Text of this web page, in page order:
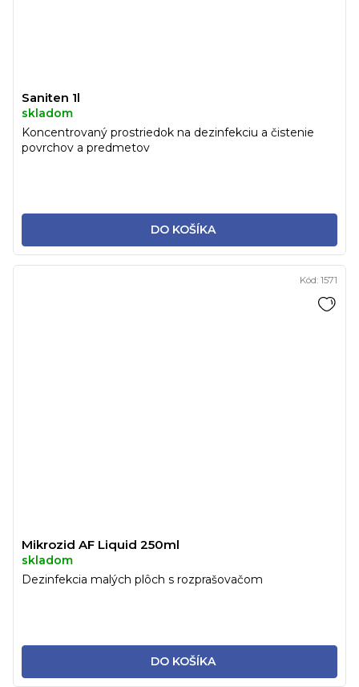
Saniten 1l
skladom
DO KOŠÍKA
Koncentrovaný prostriedok na dezinfekciu a čistenie
povrchov a predmetov
Mikrozid AF Liquid 250ml
skladom
DO KOŠÍKA
Dezinfekcia malých plôch s rozprašovačom
Kód: 1571